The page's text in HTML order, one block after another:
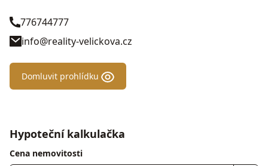
776744777
info@reality-velickova.cz
Domluvit prohlídku
Hypoteční kalkulačka
Cena nemovitosti